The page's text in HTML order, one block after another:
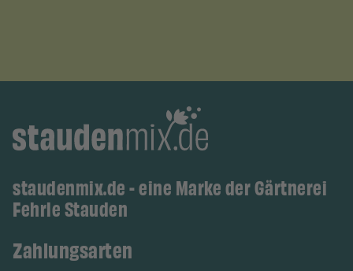
staudenmix.de - eine Marke der Gärtnerei
Fehrle Stauden
Zahlungsarten